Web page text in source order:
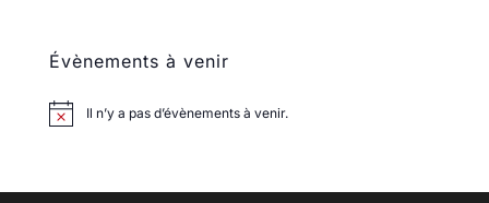
Évènements à venir
Il n’y a pas d’évènements à venir.